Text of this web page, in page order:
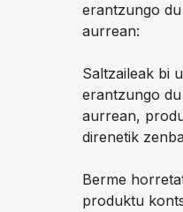
erantzungo
aurrean:
Saltzaileak bi
erantzungo
aurrean,
direnetik
Berme
produktu